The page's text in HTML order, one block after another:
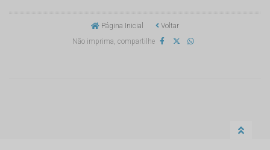
Página Inicial
Voltar
Não imprima, compartilhe